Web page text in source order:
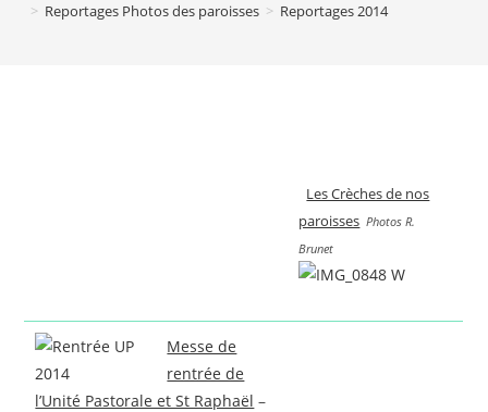
> Reportages Photos des paroisses > Reportages 2014
Les Crèches de nos
paroisses Photos R.
Brunet
Messe de
rentrée de
l’Unité Pastorale et St Raphaël –